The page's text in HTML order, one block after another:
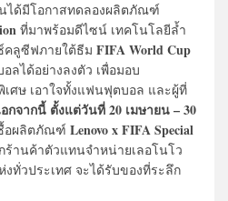
ได้มีโอกาสทดลองผลิตภัณฑ์
ที่มาพร้อมดีไซน์ เทคโนโลยีล้ำ
ลูซีฟภายใต้ธีม FIFA World Cup
ลได้อย่างลงตัว เพื่อมอบ
ศษ เอาใจทั้งแฟนฟุตบอล และผู้ที่
กจากนี้ ตั้งแต่วันที่ 20 เมษายน – 30
อผลิตภัณฑ์ Lenovo x FIFA Special
ร้านค้าตัวแทนจำหน่ายเลอโนโว
งทั่วประเทศ จะได้รับของที่ระลึก